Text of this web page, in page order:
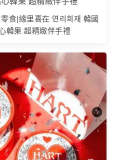
食|緣里喜在 연리희재 韓國
韓果 超精緻伴手禮